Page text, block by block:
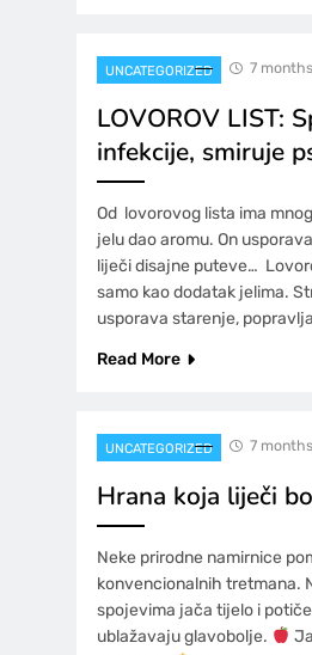
UNCATEGORIZED 7
LOVOROV LIST:
infekcije, smiruje
Od lovorovog lista ima
jelu dao aromu. On
liječi disajne puteve…
samo kao dodatak jelima.
usporava starenje,
Read More
UNCATEGORIZED 7
Hrana koja liječi
Neke prirodne namirnice
konvencionalnih tretmana.
spojevima jača tijelo i
ublažavaju glavobolje.